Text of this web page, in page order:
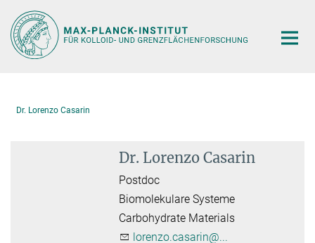
Hauptinhalt
Dr. Lorenzo Casarin
Dr. Lorenzo Casarin
Postdoc
Biomolekulare Systeme
Carbohydrate Materials
lorenzo.casarin@...